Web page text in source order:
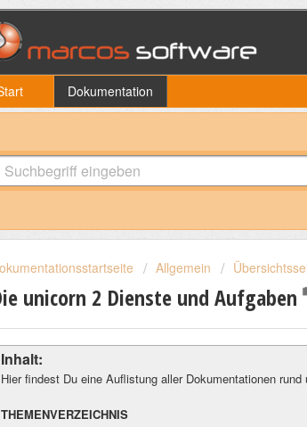
Dokumentation
Allgemein
unicorn 2 Dienste und Aufgaben
Inhalt:
Hier findest Du eine Auflistung aller Dokumentationen
THEMENVERZEICHNIS